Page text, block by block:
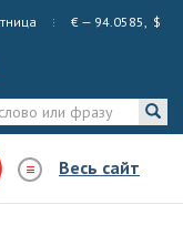
€ — 94.0585, $
Весь сайт